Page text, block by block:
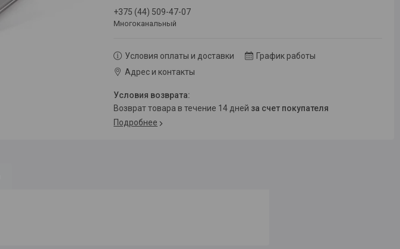
+375 (44) 509-47-07
Многоканальный
Условия оплаты и доставки
График работы
Адрес и контакты
возврат товара в течение 14 дней за счет покупателя
Подробнее